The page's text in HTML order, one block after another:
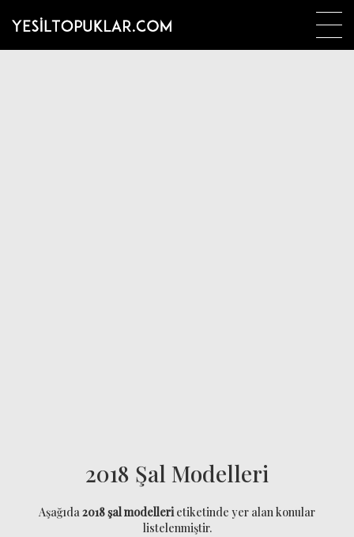
2018 Şal Modelleri
Aşağıda2018 şal modellerietiketinde yer alan konular
listelenmiştir.